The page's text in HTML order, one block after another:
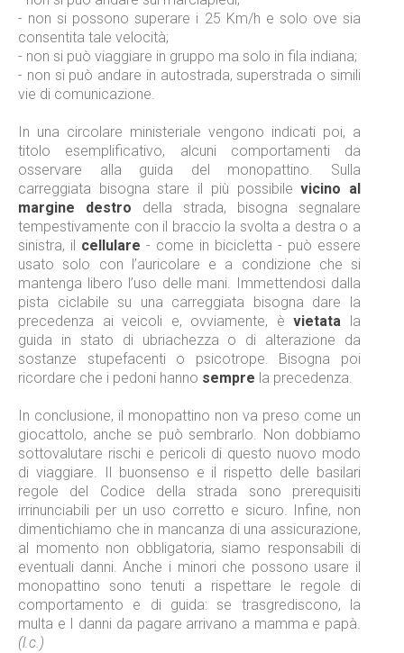
- non si possono superare i 25 Km/h e solo ove sia
consentita tale velocità;
- non si può viaggiare in gruppo ma solo in fila indiana;
- non si può andare in autostrada, superstrada o simili
vie di comunicazione.
In una circolare ministeriale vengono indicati poi, a
titolo esemplificativo, alcuni comportamenti da
osservare alla guida del monopattino. Sulla
carreggiata bisogna stare il più possibilevicino al
margine destro della strada, bisogna segnalare
tempestivamente con il braccio la svolta a destra o a
sinistra, il cellulare - come in bicicletta - può essere
usato solo con l’auricolare e a condizione che si
mantenga libero l’uso delle mani. Immettendosi dalla
pista ciclabile su una carreggiata bisogna dare la
precedenza ai veicoli e, ovviamente, è vietata la
guida in stato di ubriachezza o di alterazione da
sostanze stupefacenti o psicotrope. Bisogna poi
ricordare che i pedoni hanno sempre la precedenza.
In conclusione, il monopattino non va preso come un
giocattolo, anche se può sembrarlo. Non dobbiamo
sottovalutare rischi e pericoli di questo nuovo modo
di viaggiare. Il buonsenso e il rispetto delle basilari
regole del Codice della strada sono prerequisiti
irrinunciabili per un uso corretto e sicuro. Infine, non
dimentichiamo che in mancanza di una assicurazione,
al momento non obbligatoria, siamo responsabili di
eventuali danni. Anche i minori che possono usare il
monopattino sono tenuti a rispettare le regole di
comportamento e di guida: se trasgrediscono, la
multa e I danni da pagare arrivano a mamma e papà.
(l.c.)